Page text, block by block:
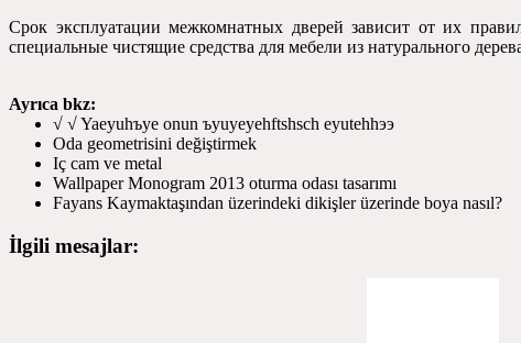
Срок эксплуатации межкомнатных дверей зависит от их
специальные чистящие средства для мебели из натурального
Ayrıca bkz:
√ √ Yaeyuhъye onun ъyuyeyehftshsch eyutehhээ
Oda geometrisini değiştirmek
Iç cam ve metal
Wallpaper Monogram 2013 oturma odası tasarımı
Fayans Kaymaktaşından üzerindeki dikişler üzerinde boya nasıl?
İlgili mesajlar: